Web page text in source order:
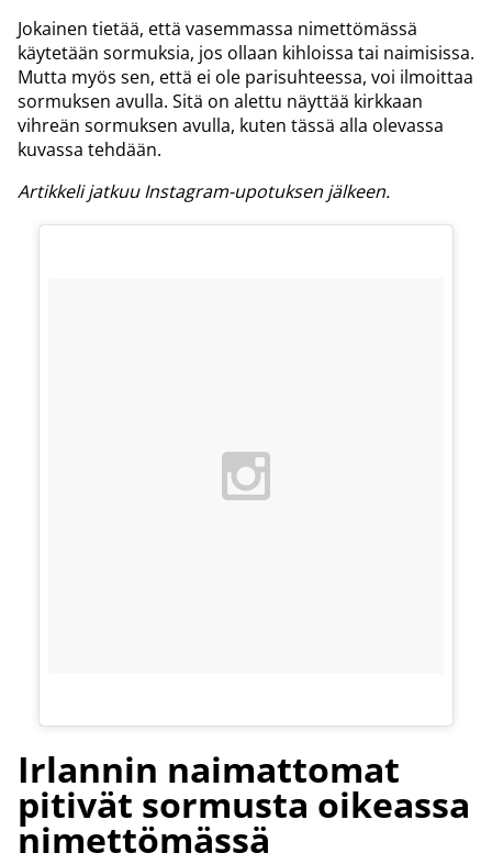
Jokainen tietää, että vasemmassa nimettömässä
käytetään sormuksia, jos ollaan kihloissa tai naimisissa.
Mutta myös sen, että ei ole parisuhteessa, voi ilmoittaa
sormuksen avulla. Sitä on alettu näyttää kirkkaan
vihreän sormuksen avulla, kuten tässä alla olevassa
kuvassa tehdään.
Artikkeli jatkuu Instagram-upotuksen jälkeen.
Irlannin naimattomat
pitivät sormusta oikeassa
nimettömässä